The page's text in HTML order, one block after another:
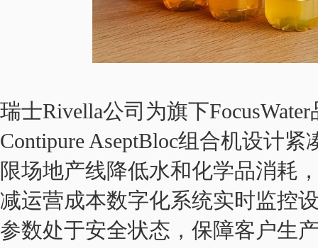
瑞士Rivella公司 为旗下
Contipure AseptBloc组合机设计
限场地产线降低水和化学品消耗
减运营成本数字化系统实时监控
参数处于安全状态，保障客户生